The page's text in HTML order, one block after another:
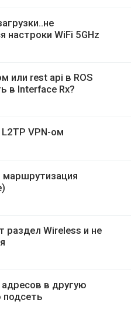
настроки WiFi 5GHz
или rest api в ROS
в Interface Rx?
VPN-ом
маршрутизация
раздел Wireless и не
в другую
подсеть